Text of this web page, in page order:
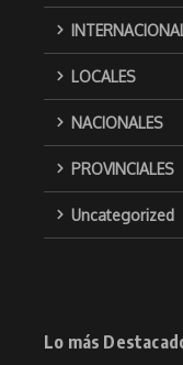
LOCALES
NACIONALES
PROVINCIALES
Uncategorized
Lo más